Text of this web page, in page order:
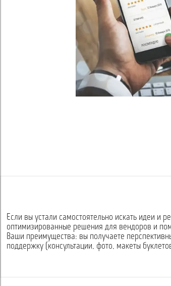
Если вы устали самостоятельно искать идеи и
оптимизированные решения для вендоров и
Ваши преимущества: вы получаете
поддержку (консультации, фото, макеты